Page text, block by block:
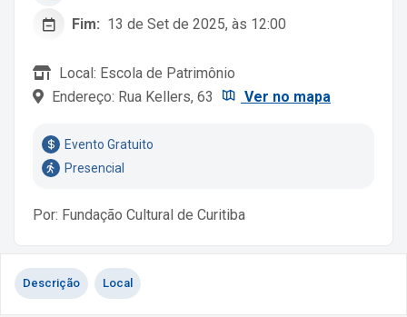
Fim: 13 de Set de 2025, às 12:00
Local: Escola de Patrimônio
Endereço: Rua Kellers, 63
Ver no mapa
Evento Gratuito
Presencial
Por: Fundação Cultural de Curitiba
Descrição Local